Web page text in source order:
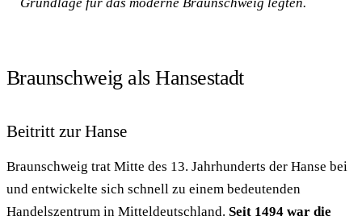
Grundlage für das moderne Braunschweig legten.
Braunschweig als Hansestadt
Beitritt zur Hanse
Braunschweig trat Mitte des 13. Jahrhunderts der Hanse bei
und entwickelte sich schnell zu einem bedeutenden
Handelszentrum in Mitteldeutschland. Seit 1494 war die